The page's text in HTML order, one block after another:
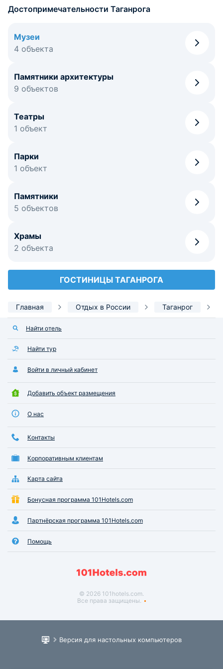
Достопримечательности Таганрога
Музеи
4 объекта
Памятники архитектуры
9 объектов
Театры
1 объект
Парки
1 объект
Памятники
5 объектов
Храмы
2 объекта
ГОСТИНИЦЫ ТАГАНРОГА
Главная Отдых в России Таганрог
Найти отель
Найти тур
Войти в личный кабинет
Добавить объект размещения
О нас
Контакты
Корпоративным клиентам
Карта сайта
Бонусная программа 101Hotels.com
Партнёрская программа 101Hotels.com
Помощь
© 2026 101hotels.com.
Все права защищены.
Версия для настольных компьютеров